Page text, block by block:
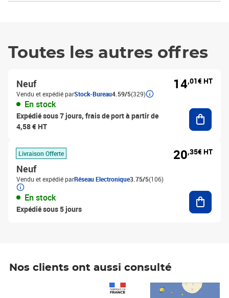
Toutes les autres offres
Neuf
Vendu et expédié parStock-Bureau4.59/5(329)
En stock
Expédié sous 7 jours, frais de port à partir de
4,58 € HT
14,01€ HT
Livraison Offerte
Neuf
Vendu et expédié parRéseau Electronique3.75/5(106)
En stock
Expédié sous 5 jours
20,35€ HT
Nos clients ont aussi consulté
Prix 6,25€ HT